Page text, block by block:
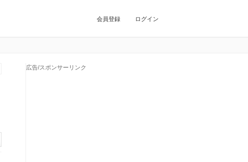
会員登録 ログイン
広告/スポンサーリンク